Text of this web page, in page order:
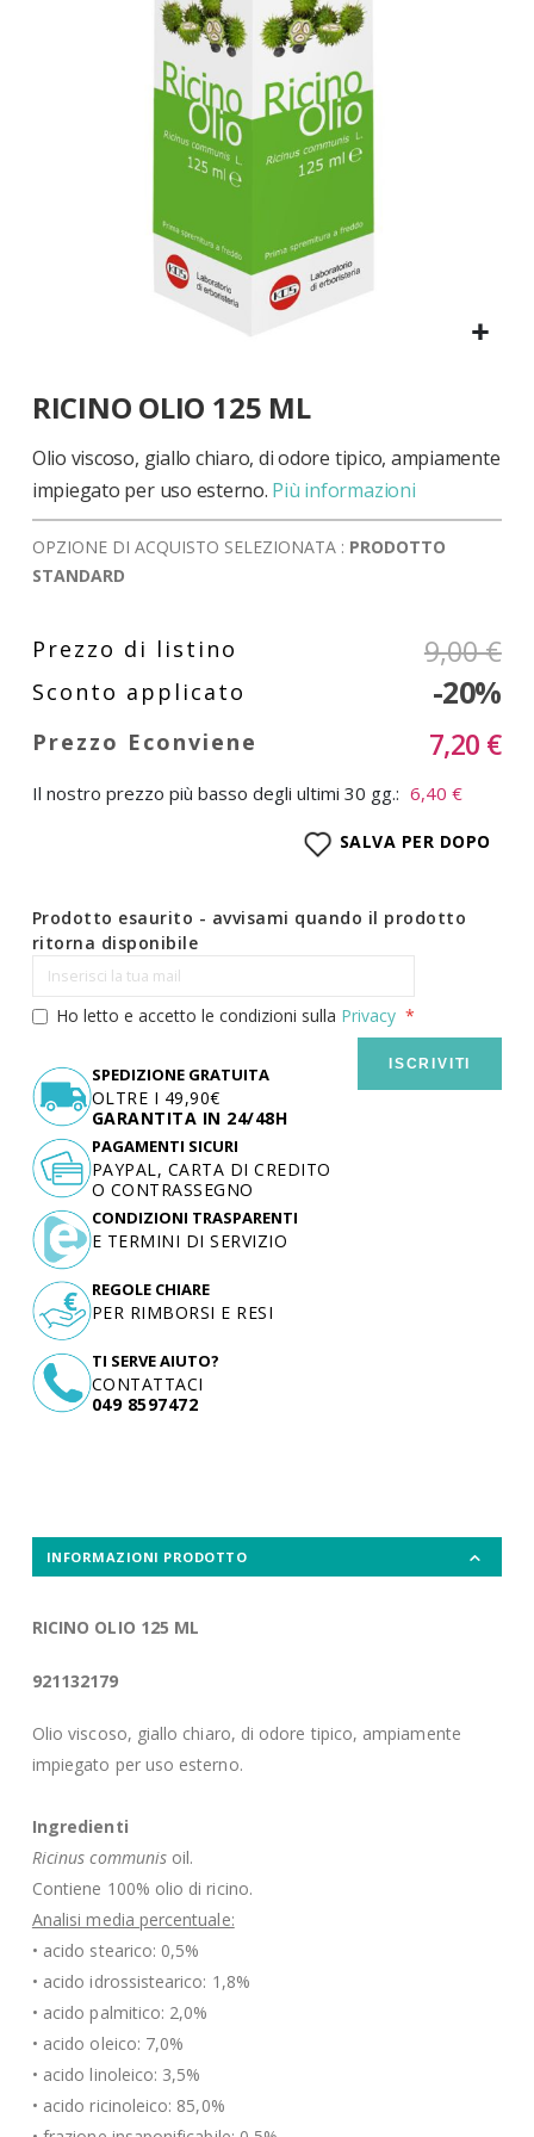
all'inizio
galleria
di
immagini
RICINO OLIO 125 ML
Olio viscoso, giallo chiaro, di odore tipico, ampiamente
impiegato per uso esterno. Più informazioni
OPZIONE DI ACQUISTO SELEZIONATA : PRODOTTO
STANDARD
9,00 €
-20%
7,20 €
Il nostro prezzo più basso degli ultimi 30 gg.: 6,40 €
SALVA PER DOPO
Prodotto esaurito - avvisami quando il prodotto
ritorna disponibile
Ho letto e accetto le condizioni sulla Privacy
ISCRIVITI
SPEDIZIONE GRATUITA
OLTRE I 49,90€
GARANTITA IN 24/48H
TI SERVE AIUTO?
CONTATTACI
049 8597472
PAGAMENTI SICURI
PAYPAL, CARTA DI CREDITO
O CONTRASSEGNO
CONDIZIONI TRASPARENTI
E TERMINI DI SERVIZIO
REGOLE CHIARE
PER RIMBORSI E RESI
INFORMAZIONI PRODOTTO
RICINO OLIO 125 ML
921132179
Olio viscoso, giallo chiaro, di odore tipico, ampiamente
impiegato per uso esterno.
Ingredienti
Ricinus communis oil.
Contiene 100% olio di ricino.
Analisi media percentuale:
• acido stearico: 0,5%
• acido idrossistearico: 1,8%
• acido palmitico: 2,0%
• acido oleico: 7,0%
• acido linoleico: 3,5%
• acido ricinoleico: 85,0%